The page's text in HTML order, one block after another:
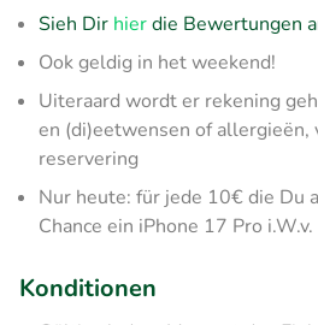
Sieh Dir hierdie Bewertungen
Ook geldig in het weekend!
Uiteraard wordt er rekening
en (di)eetwensen of allergieën,
reservering
Nur heute: für jede 10€ die Du
Chance ein iPhone 17 Pro
Konditionen